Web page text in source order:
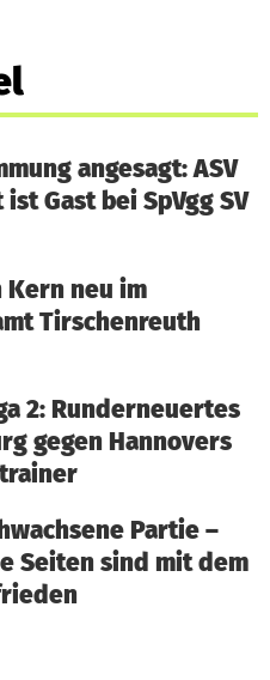
angesagt: ASV
Gast bei SpVgg SV
Kern neu im
Tirschenreuth
2: Runderneuertes
gegen Hannovers
Partie –
Seiten sind mit dem